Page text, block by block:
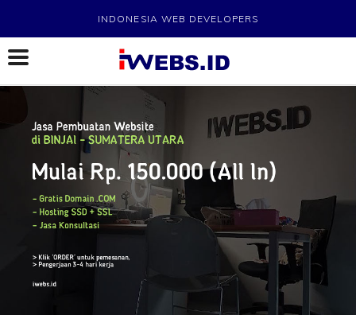
INDONESIA WEB DEVELOPERS